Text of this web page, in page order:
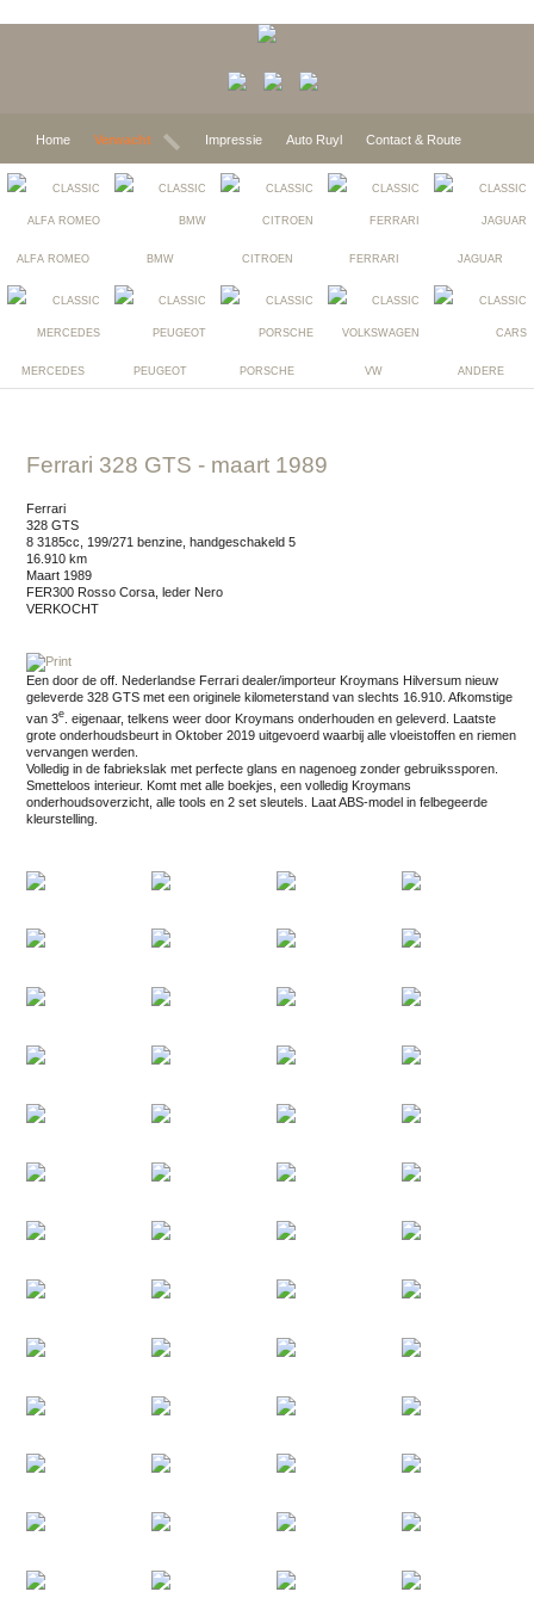
Home Verwacht Impressie Auto Ruyl Contact & Route
ALFA ROMEO BMW CITROEN FERRARI JAGUAR
MERCEDES PEUGEOT PORSCHE VW ANDERE
Ferrari 328 GTS - maart 1989
Ferrari
328 GTS
8 3185cc, 199/271 benzine, handgeschakeld 5
16.910 km
maart 1989
FER300 Rosso Corsa, leder Nero
VERKOCHT
Een door de off. Nederlandse Ferrari dealer/importeur Kroymans Hilversum nieuw
geleverde 328 GTS met een originele kilometerstand van slechts 16.910. Afkomstige
van 3e . eigenaar, telkens weer door Kroymans onderhouden en geleverd. Laatste
grote onderhoudsbeurt in Oktober 2019 uitgevoerd waarbij alle vloeistoffen en riemen
vervangen werden.
Volledig in de fabriekslak met perfecte glans en nagenoeg zonder gebruikssporen.
Smetteloos interieur. Komt met alle boekjes, een volledig Kroymans
onderhoudsoverzicht, alle tools en 2 set sleutels. Laat ABS-model in felbegeerde
kleurstelling.